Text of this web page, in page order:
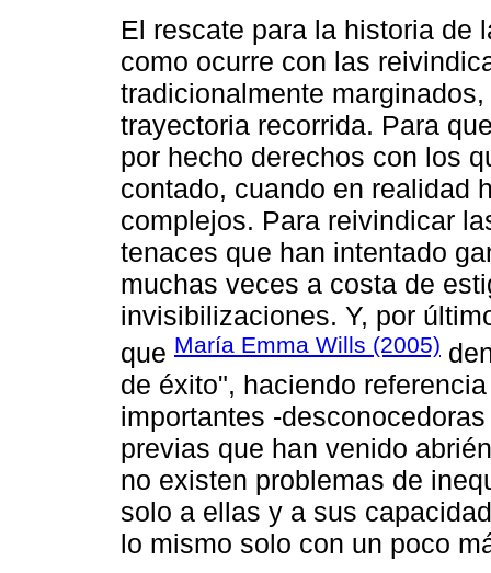
El rescate para la historia de
como ocurre con las
tradicionalmente
trayectoria recorrida. Para
por hecho derechos con los
contado, cuando en realidad
complejos. Para reivindicar
tenaces que han intentado
muchas veces a costa de
invisibilizaciones. Y, por
que María Emma Wills (2005)
de éxito", haciendo
importantes -
previas que han venido
no existen problemas de
solo a ellas y a sus
lo mismo solo con un poco